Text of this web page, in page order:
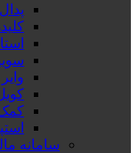
وایر
کمک
سامانه